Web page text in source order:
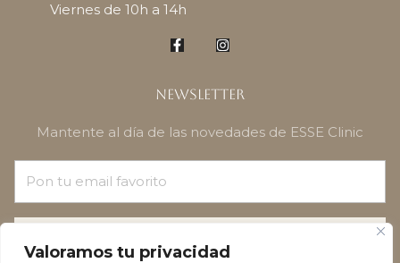
Valoramos tu privacidad
Viernes de 10h a 14h
Newsletter
Mantente al día de las novedades de ESSE Clinic